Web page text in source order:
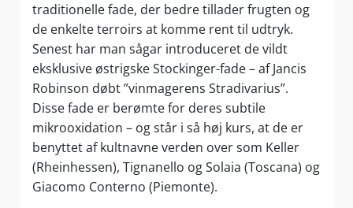
traditionelle fade, der bedre tillader frugten og
de enkelte terroirs at komme rent til udtryk.
Senest har man sågar introduceret de vildt
eksklusive østrigske Stockinger-fade – af Jancis
Robinson døbt ”vinmagerens Stradivarius”.
Disse fade er berømte for deres subtile
mikrooxidation – og står i så høj kurs, at de er
benyttet af kultnavne verden over som Keller
(Rheinhessen), Tignanello og Solaia (Toscana) og
Giacomo Conterno (Piemonte).